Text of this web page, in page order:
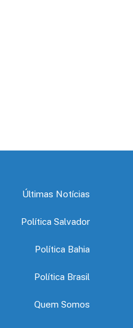
Últimas Notícias
Política Salvador
Política Bahia
Política Brasil
Quem Somos